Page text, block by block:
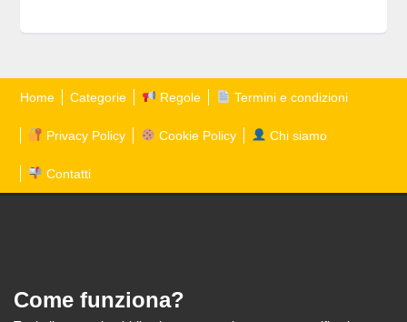
Home Categorie Regole Termini e condizioni
Privacy Policy Cookie Policy Chi siamo
Contatti
Come funziona?